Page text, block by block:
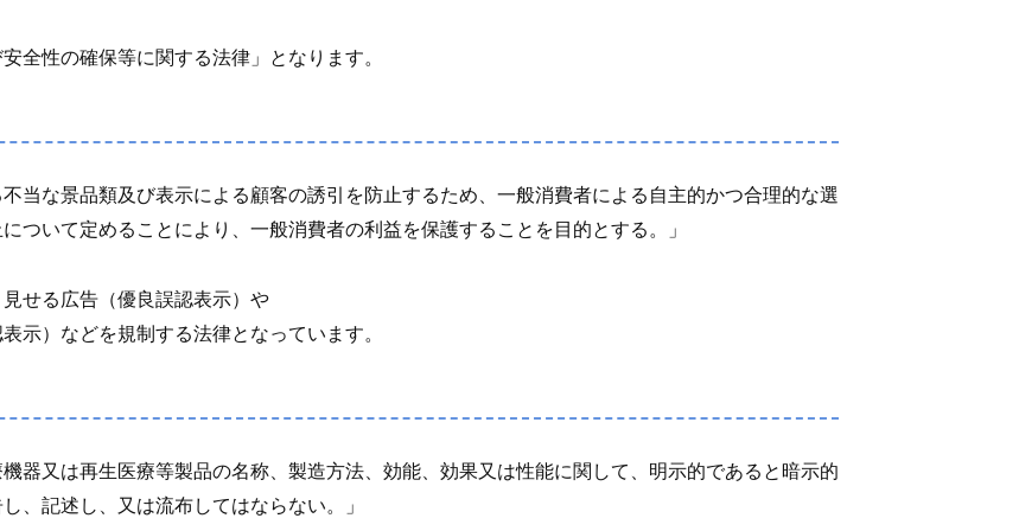
全性の確保等に関する法律」となります。
当な景品類及び表示による顧客の誘引を防止するため、一般消費者による自主的かつ合理的な選
ついて定めることにより、一般消費者の利益を保護することを目的とする。」
せる広告（優良誤認表示）や
示）などを規制する法律となっています。
器又は再生医療等製品の名称、製造方法、効能、効果又は性能に関して、明示的であると暗示的
、記述し、又は流布してはならない。
」